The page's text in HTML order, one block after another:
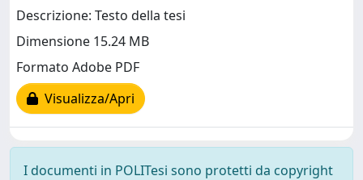
Descrizione: Testo della tesi
Dimensione 15.24 MB
Formato Adobe PDF
Visualizza/Apri
I documenti in POLITesi sono protetti da copyright